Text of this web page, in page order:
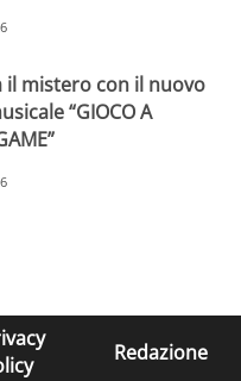
il mistero con il nuovo
“GIOCO A
Redazione